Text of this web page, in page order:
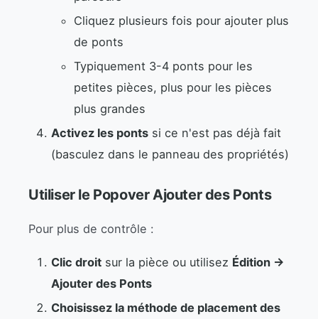
Cliquez plusieurs fois pour ajouter plus
de ponts
Typiquement 3-4 ponts pour les
petites pièces, plus pour les pièces
plus grandes
Activez les ponts si ce n'est pas déjà fait
(basculez dans le panneau des propriétés)
Utiliser le Popover Ajouter des Ponts
Pour plus de contrôle :
Clic droit sur la pièce ou utilisez Édition →
Ajouter des Ponts
Choisissez la méthode de placement des